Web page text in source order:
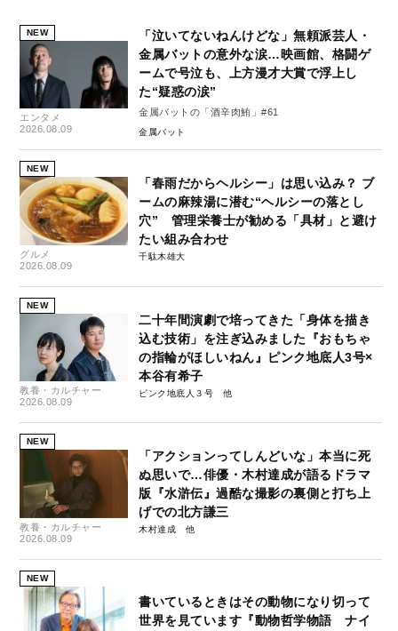
NEW
エンタメ
2026.08.09
「泣いてないねんけどな」無頼派芸人・
金属バットの意外な涙…映画館、格闘ゲ
ームで号泣も、上方漫才大賞で浮上し
た“疑惑の涙”
金属バットの「酒辛肉鮪」#61
金属バット
NEW
グルメ
2026.08.09
「春雨だからヘルシー」は思い込み？ ブ
ームの麻辣湯に潜む“ヘルシーの落とし
穴” 管理栄養士が勧める「具材」と避け
たい組み合わせ
千駄木雄大
NEW
教養・カルチャー
2026.08.09
二十年間演劇で培ってきた「身体を描き
込む技術」を注ぎ込みました『おもちゃ
の指輪がほしいねん』ピンク地底人3号×
本谷有希子
ピンク地底人３号
NEW
教養・カルチャー
2026.08.09
「アクションってしんどいな」本当に死
ぬ思いで…俳優・木村達成が語るドラマ
版『水滸伝』過酷な撮影の裏側と打ち上
げでの北方謙三
木村達成
NEW
書いているときはその動物になり切って
世界を見ています『動物哲学物語 ナイ